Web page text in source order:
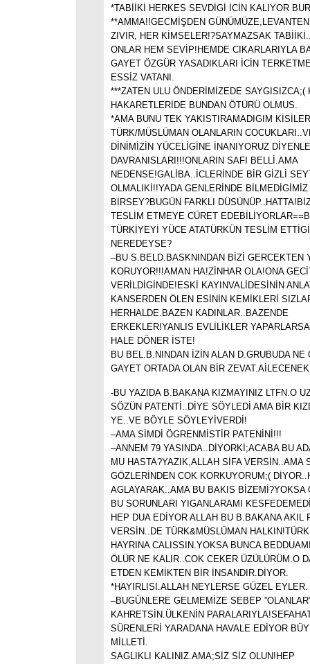
*TABİİKİ HERKES SEVDİGİ İCİN KALIYOR
**AMMA!!GECMİŞDEN
ZIVIR, HER KİMSELER!?SAYMAZSAK
ONLAR HEM SEVİP!HEMDE CIKARLARIYLA
GAYET ÖZGÜR YASADIKLARI İCİN
ESSİZ VATANI.
***ZATEN ULU ÖNDERİMİZEDE SAYGISIZCA;(
HAKARETLERİDE BUNDAN ÖTÜRÜ OLMUS.
*AMA BUNU TEK YAKISTIRAMADIGIM
TÜRK/MÜSLÜMAN OLANLARIN
DİNİMİZİN YÜCELİGİNE İNANIYORUZ
DAVRANISLARI!!!ONLARIN SAFI BELLİ.AMA
NEDENSE!GALİBA..İCLERİNDE BİR GİZLİ
OLMALIKİ!!YADA GENLERİNDE
BİRSEY?BUGÜN FARKLI
TESLİM ETMEYE CÜRET
TÜRKİYEYİ YÜCE ATATÜRKÜN TESLİM
NEREDEYSE?
–BU S.BELD.BASKNINDAN BİZİ GERCEKTEN
KORUYOR!!!AMAN HA!ZİNHAR OLA!ONA
VERİLDİGİNDE!ESKİ KAYINVALİDESİNİN
KANSERDEN ÖLEN ESİNİN KEMİKLERİ
HERHALDE.BAZEN KADINLAR..BAZENDE
ERKEKLER!YANLIS EVLİLİKLER
HALE DÖNER İSTE!
BU BEL.B.NINDAN İZİN ALAN D.GRUBUDA NE
GAYET ORTADA OLAN BİR
-BU YAZIDA B.BAKANA KIZMAYINIZ LTFN.O
SÖZÜN PATENTİ..DİYE SÖYLEDİ AMA BİR
YE..VE BÖYLE SÖYLEYİVERDİ!
–AMA SİMDİ ÖGRENMİSTİR PATENİNİ!!!
–ANNEM 79 YASINDA..DİYORKİ;ACABA BU
MU HASTA?YAZIK,ALLAH SİFA VERSİN..AMA
GÖZLERİNDEN COK KORKUYORUM;(
AGLAYARAK..AMA BU BAKIS BİZEMİ?YOKSA
BU SORUNLARI YIGANLARAMI
HEP DUA EDİYOR ALLAH BU B.BAKANA AKIL
VERSİN..DE TÜRK&MÜSLÜMAN
HAYRINA CALISSIN.YOKSA BUNCA
ÖLÜR NE KALIR..COK CEKER ÜZÜLÜRÜM.O
ETDEN KEMİKTEN BİR İNSANDIR.DİYOR.
*HAYIRLISI.ALLAH NEYLERSE GÜZEL EYLER.
–BUGÜNLERE GELMEMİZE SEBEP
KAHRETSİN.ÜLKENİN
SÜRENLERİ YARADANA HAVALE EDİYOR
MİLLETİ.
SAGLIKLI KALINIZ.AMA;SİZ SİZ OLUN!HEP